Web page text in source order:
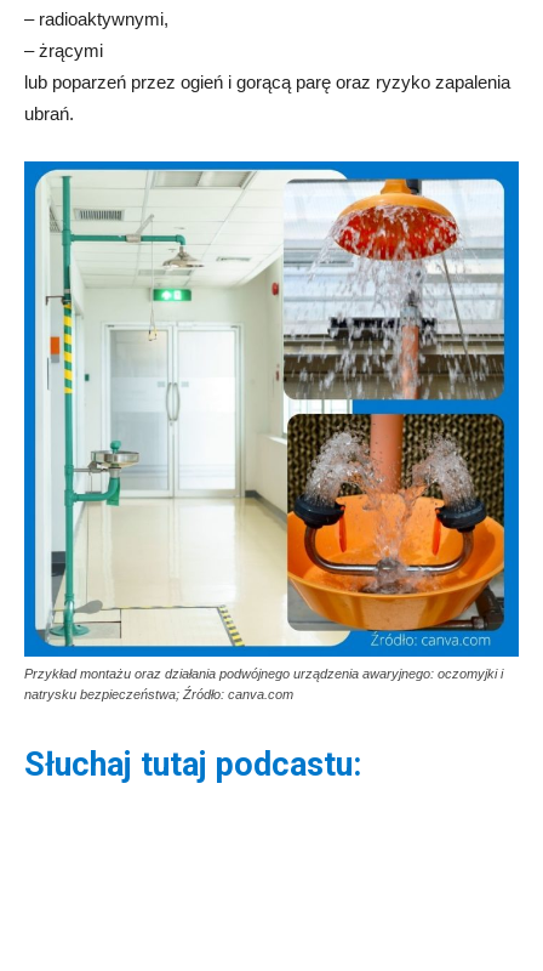
– radioaktywnymi,
– żrącymi
lub poparzeń przez ogień i gorącą parę oraz ryzyko zapalenia
ubrań.
Przykład montażu oraz działania podwójnego urządzenia awaryjnego: oczomyjki i
natrysku bezpieczeństwa; Źródło: canva.com
Słuchaj tutaj podcastu: